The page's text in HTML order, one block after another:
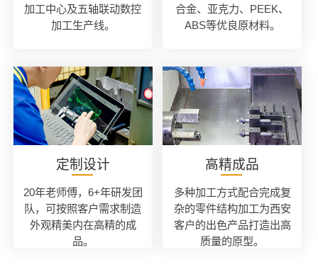
加工中心及五轴联动数控
加工生产线。
合金、亚克力、PEEK、
ABS等优良原材料。
定制设计
20年老师傅，6+年研发团
队，可按照客户需求制造
外观精美内在高精的成
品。
高精成品
多种加工方式配合完成复
杂的零件结构加工为西安
客户的出色产品打造出高
质量的原型。